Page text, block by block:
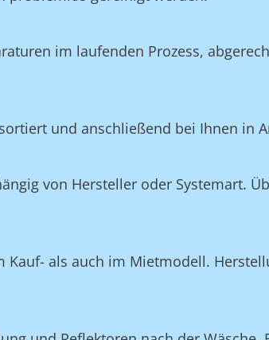
im laufenden Prozess,
und anschließend bei Ihnen in
von Hersteller oder Systemart.
Kauf- als auch im Mietmodell.